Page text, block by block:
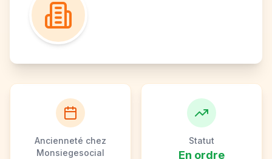
Ancienneté chez
Monsiegesocial
Statut
En ordre